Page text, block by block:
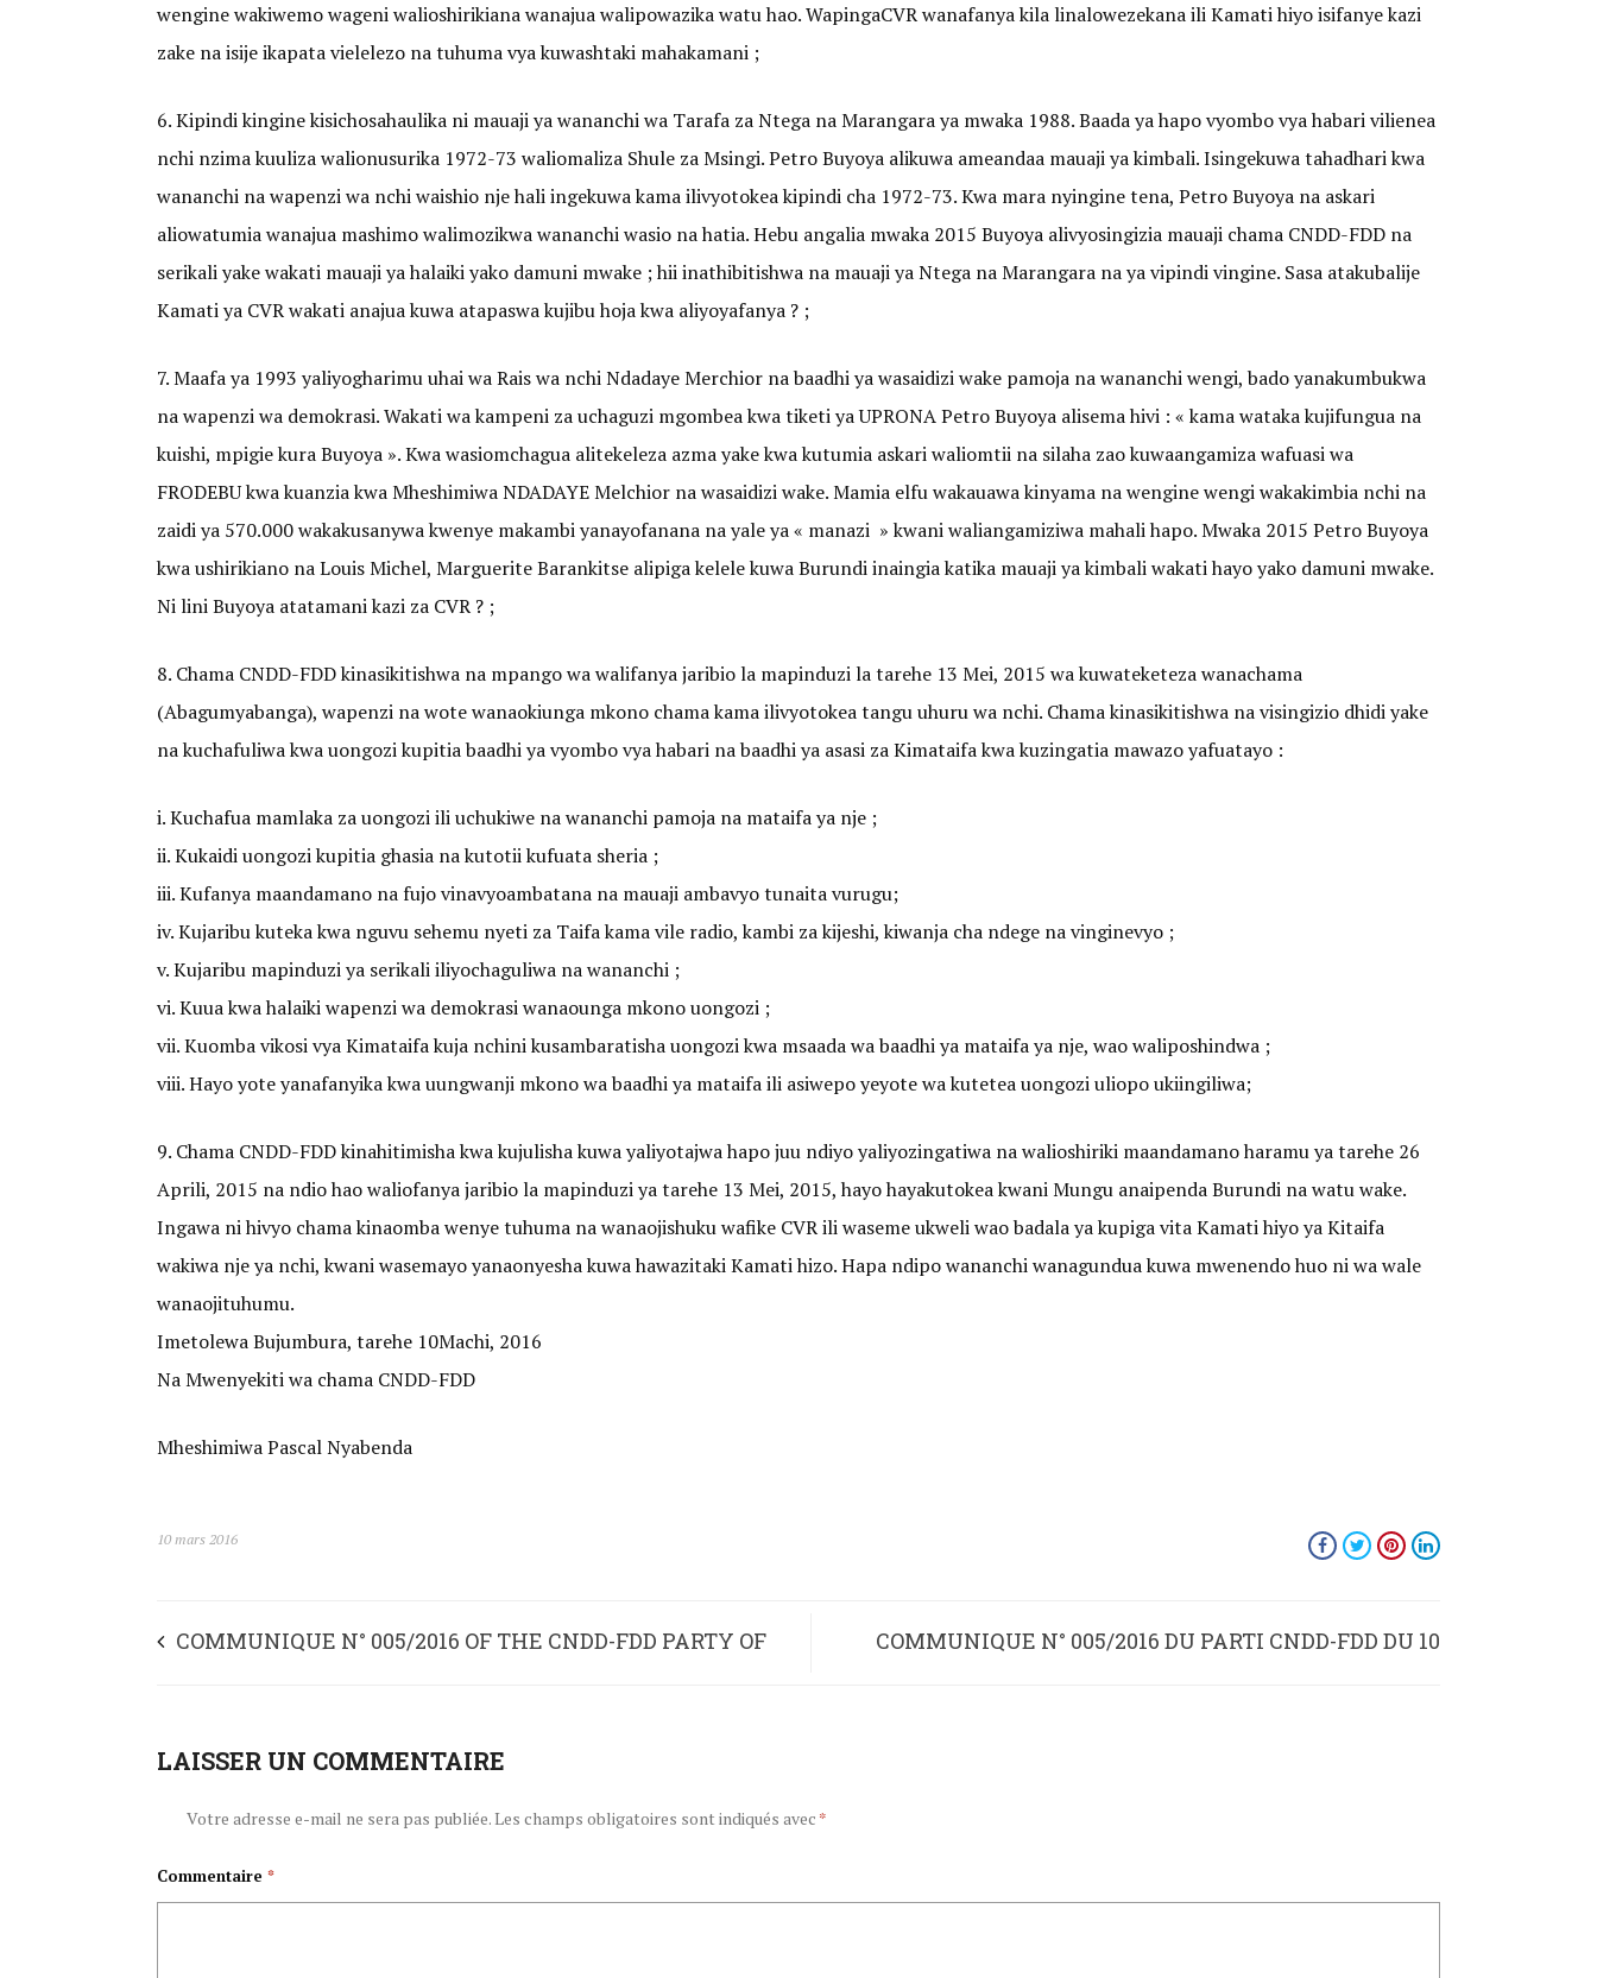
wengine wakiwemo wageni walioshirikiana wanajua walipowazika watu hao. WapingaCVR wanafanya kila linalowezekana ili Kamati hiyo isifanye kazi
zake na isije ikapata vielelezo na tuhuma vya kuwashtaki mahakamani ;
6. Kipindi kingine kisichosahaulika ni mauaji ya wananchi wa Tarafa za Ntega na Marangara ya mwaka 1988. Baada ya hapo vyombo vya habari vilienea
nchi nzima kuuliza walionusurika 1972-73 waliomaliza Shule za Msingi. Petro Buyoya alikuwa ameandaa mauaji ya kimbali. Isingekuwa tahadhari kwa
wananchi na wapenzi wa nchi waishio nje hali ingekuwa kama ilivyotokea kipindi cha 1972-73. Kwa mara nyingine tena, Petro Buyoya na askari
aliowatumia wanajua mashimo walimozikwa wananchi wasio na hatia. Hebu angalia mwaka 2015 Buyoya alivyosingizia mauaji chama CNDD-FDD na
serikali yake wakati mauaji ya halaiki yako damuni mwake ; hii inathibitishwa na mauaji ya Ntega na Marangara na ya vipindi vingine. Sasa atakubalije
Kamati ya CVR wakati anajua kuwa atapaswa kujibu hoja kwa aliyoyafanya ? ;
7. Maafa ya 1993 yaliyogharimu uhai wa Rais wa nchi Ndadaye Merchior na baadhi ya wasaidizi wake pamoja na wananchi wengi, bado yanakumbukwa
na wapenzi wa demokrasi. Wakati wa kampeni za uchaguzi mgombea kwa tiketi ya UPRONA Petro Buyoya alisema hivi : « kama wataka kujifungua na
kuishi, mpigie kura Buyoya ». Kwa wasiomchagua alitekeleza azma yake kwa kutumia askari waliomtii na silaha zao kuwaangamiza wafuasi wa
FRODEBU kwa kuanzia kwa Mheshimiwa NDADAYE Melchior na wasaidizi wake. Mamia elfu wakauawa kinyama na wengine wengi wakakimbia nchi na
zaidi ya 570.000 wakakusanywa kwenye makambi yanayofanana na yale ya « manazi » kwani waliangamiziwa mahali hapo. Mwaka 2015 Petro Buyoya
kwa ushirikiano na Louis Michel, Marguerite Barankitse alipiga kelele kuwa Burundi inaingia katika mauaji ya kimbali wakati hayo yako damuni mwake.
Ni lini Buyoya atatamani kazi za CVR ? ;
8. Chama CNDD-FDD kinasikitishwa na mpango wa walifanya jaribio la mapinduzi la tarehe 13 Mei, 2015 wa kuwateketeza wanachama
(Abagumyabanga), wapenzi na wote wanaokiunga mkono chama kama ilivyotokea tangu uhuru wa nchi. Chama kinasikitishwa na visingizio dhidi yake
na kuchafuliwa kwa uongozi kupitia baadhi ya vyombo vya habari na baadhi ya asasi za Kimataifa kwa kuzingatia mawazo yafuatayo :
i. Kuchafua mamlaka za uongozi ili uchukiwe na wananchi pamoja na mataifa ya nje ;
ii. Kukaidi uongozi kupitia ghasia na kutotii kufuata sheria ;
iii. Kufanya maandamano na fujo vinavyoambatana na mauaji ambavyo tunaita vurugu;
iv. Kujaribu kuteka kwa nguvu sehemu nyeti za Taifa kama vile radio, kambi za kijeshi, kiwanja cha ndege na vinginevyo ;
v. Kujaribu mapinduzi ya serikali iliyochaguliwa na wananchi ;
vi. Kuua kwa halaiki wapenzi wa demokrasi wanaounga mkono uongozi ;
vii. Kuomba vikosi vya Kimataifa kuja nchini kusambaratisha uongozi kwa msaada wa baadhi ya mataifa ya nje, wao waliposhindwa ;
viii. Hayo yote yanafanyika kwa uungwanji mkono wa baadhi ya mataifa ili asiwepo yeyote wa kutetea uongozi uliopo ukiingiliwa;
9. Chama CNDD-FDD kinahitimisha kwa kujulisha kuwa yaliyotajwa hapo juu ndiyo yaliyozingatiwa na walioshiriki maandamano haramu ya tarehe 26
Aprili, 2015 na ndio hao waliofanya jaribio la mapinduzi ya tarehe 13 Mei, 2015, hayo hayakutokea kwani Mungu anaipenda Burundi na watu wake.
Ingawa ni hivyo chama kinaomba wenye tuhuma na wanaojishuku wafike CVR ili waseme ukweli wao badala ya kupiga vita Kamati hiyo ya Kitaifa
wakiwa nje ya nchi, kwani wasemayo yanaonyesha kuwa hawazitaki Kamati hizo. Hapa ndipo wananchi wanagundua kuwa mwenendo huo ni wa wale
wanaojituhumu.
Imetolewa Bujumbura, tarehe 10Machi, 2016
Na Mwenyekiti wa chama CNDD-FDD
Mheshimiwa Pascal Nyabenda
10 mars 2016
COMMUNIQUE N° 005/2016 OF THE CNDD-FDD PARTY OF COMMUNIQUE N° 005/2016 DU PARTI CNDD-FDD DU 10
LAISSER UN COMMENTAIRE
Votre adresse e-mail ne sera pas publiée.Les champs obligatoires sont indiqués avec *
Commentaire *